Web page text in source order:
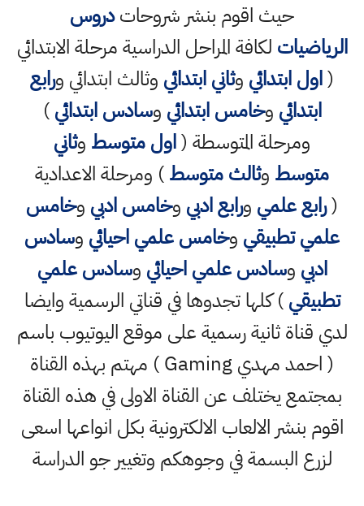
حيث اقوم بنشر شروحاتدروس
الرياضيات لكافة المراحل الدراسية مرحلة الابتدائي
(اول ابتدائي وثاني ابتدائي وثالث ابتدائي ورابع
ابتدائي وخامس ابتدائي وسادس ابتدائي)
ومرحلة المتوسطة (اول متوسط وثاني
متوسط وثالث متوسط) ومرحلة الاعدادية
(رابع علمي ورابع ادبي وخامس ادبي وخامس
علمي تطبيقي وخامس علمي احيائي وسادس
ادبي وسادس علمي احيائي وسادس علمي
تطبيقي) كلها تجدوها في قناتي الرسمية وايضا
لدي قناة ثانية رسمية على موقع اليوتيوب باسم
( احمد مهدي Gaming ) مهتم بهذه القناة
بمجتمع يختلف عن القناة الاولى في هذه القناة
اقوم بنشر الالعاب الالكترونية بكل انواعها اسعى
لزرع البسمة في وجوهكم وتغيير جو الدراسة